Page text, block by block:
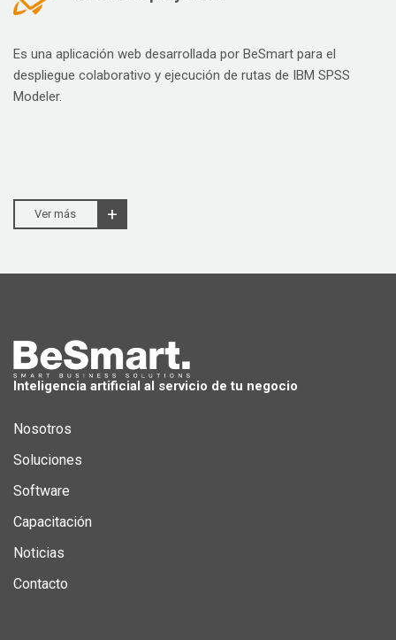
Es una aplicación web desarrollada por BeSmart para el
despliegue colaborativo y ejecución de rutas de IBM SPSS
Modeler.
Ver más
Inteligencia artificial al servicio de tu negocio
Nosotros
Soluciones
Software
Capacitación
Noticias
Contacto